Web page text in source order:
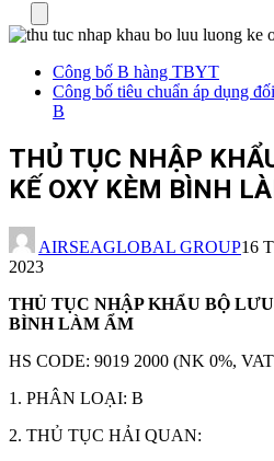
Công bố B hàng TBYT
Công bố tiêu chuẩn áp dụng
B
THỦ TỤC NHẬP
KẾ OXY KÈM BÌNH
AIRSEAGLOBAL GROUP16
2023
THỦ TỤC NHẬP KHẨU BỘ
BÌNH LÀM ẨM
HS CODE: 9019 2000 (NK 0%,
1. PHÂN LOẠI: B
2. THỦ TỤC HẢI QUAN: